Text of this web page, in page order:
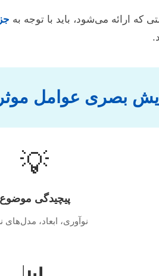
که ارائه می‌شود، باید با توجه به
بصری عوامل
💡
پیچیدگی موضوع
نوآوری، ابعاد،